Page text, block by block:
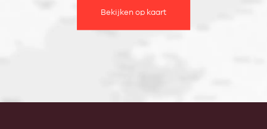
Bekijken op kaart